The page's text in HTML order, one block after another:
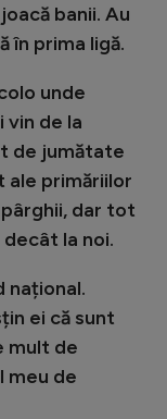
banii. Au
în prima ligă.
unde
vin de la
de jumătate
ale primăriilor
dar tot
la noi.
național.
ei că sunt
mult de
meu de